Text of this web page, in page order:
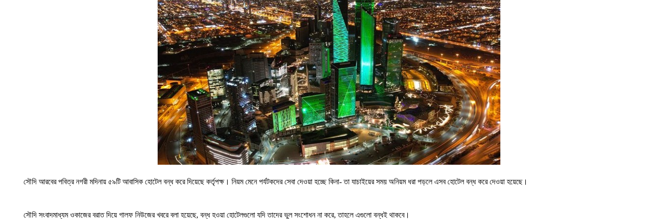
সৌদি আরবের পবিত্র নগরী মদিনায় ৫৯টি আবাসিক হোটেল বন্ধ করে দিয়েছে কর্তৃপক্ষ। নিয়ম মেনে পর্যটকদের সেবা দেওয়া হচ্ছে কিনা- তা যাচাইয়ের সময় অনিয়ম ধরা পড়লে এসব হোটেল বন্ধ করে দেওয়া হয়েছে।
সৌদি সংবাদমাধ্যম ওকাজের বরাত দিয়ে গালফ নিউজের খবরে বলা হয়েছে, বন্ধ হওয়া হোটেলগুলো যদি তাদের ভুল সংশোধন না করে, তাহলে এগুলো বন্ধই থাকবে।